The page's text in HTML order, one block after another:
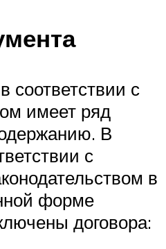
соответствии с
имеет ряд
В
с
в
форме
договора: